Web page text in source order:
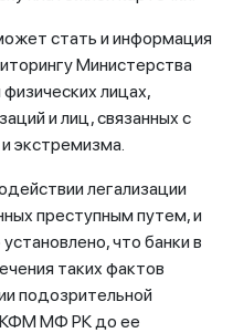
стать и информация
Министерства
лицах,
и лиц, связанных с
экстремизма.
легализации
преступным путем, и
что банки в
таких фактов
подозрительной
КФМ МФ РК до ее